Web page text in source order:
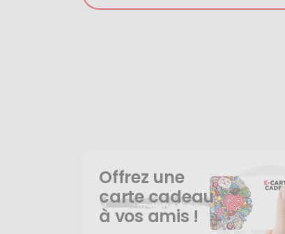
Offrez une
carte cadeau
à vos amis !